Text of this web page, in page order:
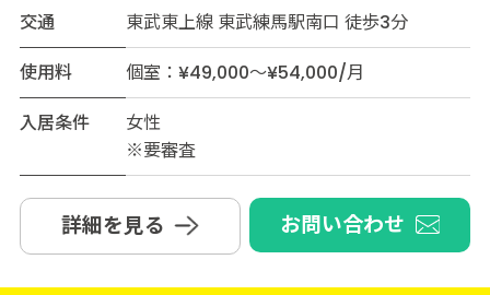
交通
東武東上線 東武練馬駅南口 徒歩3分
使用料
個室：¥49,000～¥54,000/月
入居条件
女性
※要審査
詳細を見る お問い合わせ